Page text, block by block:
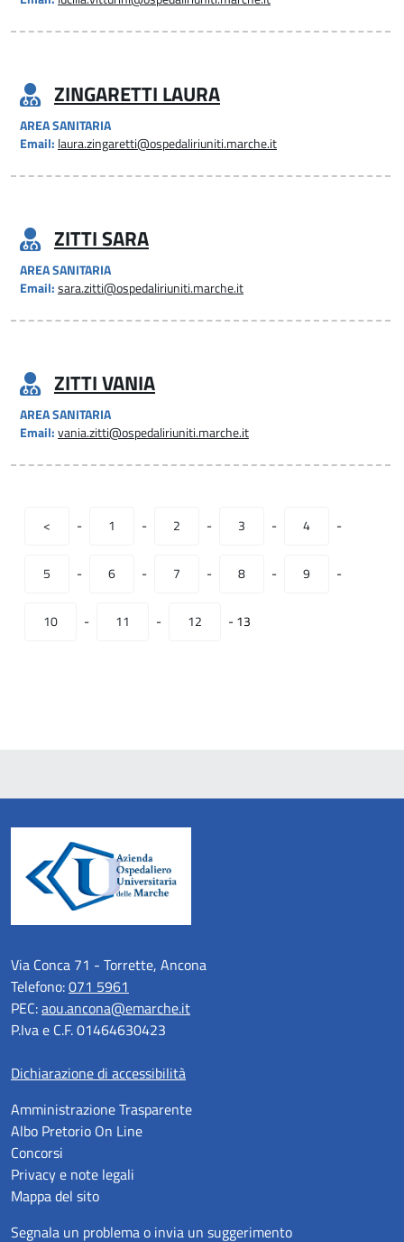
ZINGARETTI LAURA
AREA SANITARIA
Email: laura.zingaretti@ospedaliriuniti.marche.it
ZITTI SARA
AREA SANITARIA
Email: sara.zitti@ospedaliriuniti.marche.it
ZITTI VANIA
AREA SANITARIA
Email: vania.zitti@ospedaliriuniti.marche.it
< - 1 - 2 - 3 - 4 -
5 - 6 - 7 - 8 - 9 -
10 - 11 - 12 -13
Via Conca 71 - Torrette, Ancona
Telefono:071 5961
PEC:aou.ancona@emarche.it
P.Iva e C.F. 01464630423
Dichiarazione di accessibilità
Amministrazione Trasparente
Albo Pretorio On Line
Concorsi
Privacy e note legali
Mappa del sito
Segnala un problema o invia un suggerimento